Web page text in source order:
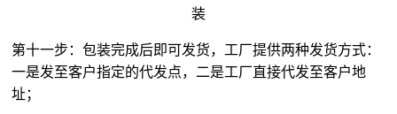
装
第十一步：包装完成后即可发货，工厂提供两种发货方式：
一是发至客户指定的代发点，二是工厂直接代发至客户地
址；